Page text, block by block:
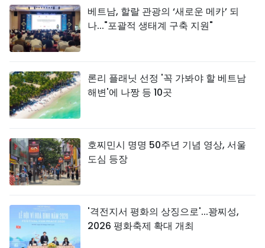
베트남, 할랄 관광의 ‘새로운 메카’ 되
나..."포괄적 생태계 구축 지원"
론리 플래닛 선정 '꼭 가봐야 할 베트남
해변'에 나짱 등 10곳
호찌민시 명명 50주년 기념 영상, 서울
도심 등장
'격전지서 평화의 상징으로'...꽝찌성,
2026 평화축제 확대 개최